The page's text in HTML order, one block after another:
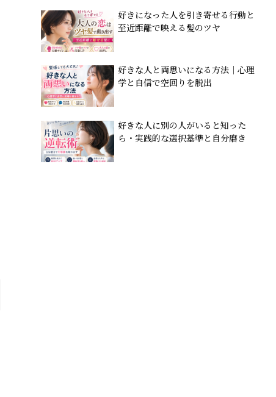
好きになった人を引き寄せる行動と
至近距離で映える髪のツヤ
好きな人と両思いになる方法｜心理
学と自信で空回りを脱出
好きな人に別の人がいると知った
ら・実践的な選択基準と自分磨き